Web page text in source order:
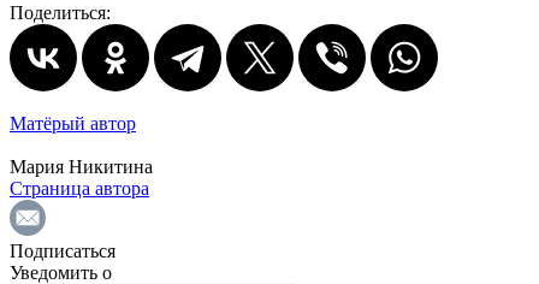
Поделиться:
Матёрый автор
Мария Никитина
Страница автора
Подписаться
Уведомить о